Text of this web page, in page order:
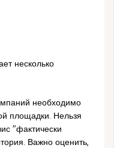
несколько
необходимо
площадки. Нельзя
"фактически
Важно оценить,